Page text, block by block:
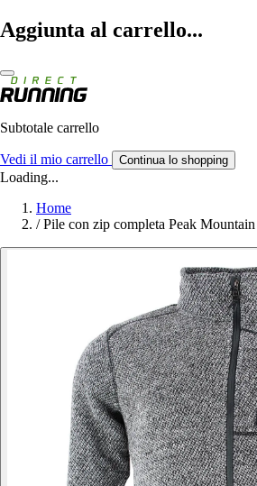
Aggiunta al carrello...
Subtotale carrello
Vedi il mio carrello Continua lo shopping
Loading...
Home
/ Pile con zip completa Peak